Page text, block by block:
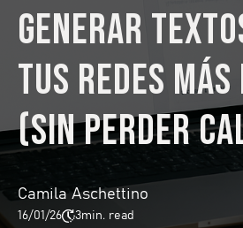
generar
tus redes
(sin perder
Camila Aschettino
16/01/26 3min. read